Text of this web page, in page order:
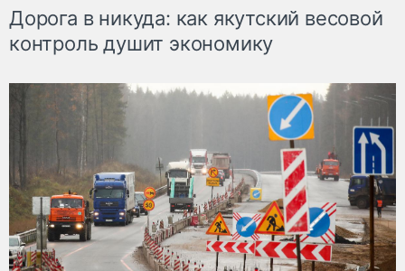
Дорога в никуда: как якутский весовой
контроль душит экономику